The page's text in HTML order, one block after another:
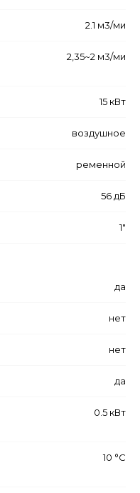
2.1 м3/ми
2,35~2 м3/ми
15 кВт
воздушное
ременной
56 дБ
1"
да
нет
нет
да
0.5 кВт
10 °C